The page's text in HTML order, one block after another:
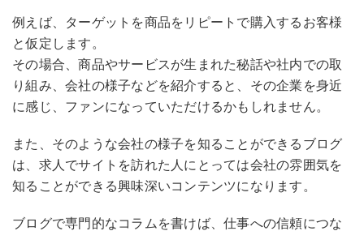
例えば、ターゲットを商品をリピートで購入するお客様
と仮定します。
その場合、商品やサービスが生まれた秘話や社内での取
り組み、会社の様子などを紹介すると、その企業を身近
に感じ、ファンになっていただけるかもしれません。
また、そのような会社の様子を知ることができるブログ
は、求人でサイトを訪れた人にとっては会社の雰囲気を
知ることができる興味深いコンテンツになります。
ブログで専門的なコラムを書けば、仕事への信頼につな